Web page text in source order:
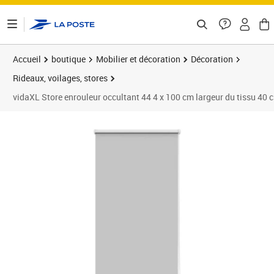
Accueil boutique Mobilier et décoration
Décoration
Rideaux, voilages, stores
vidaXL Store enrouleur occultant 44 4 x 100 cm largeur du tissu 40